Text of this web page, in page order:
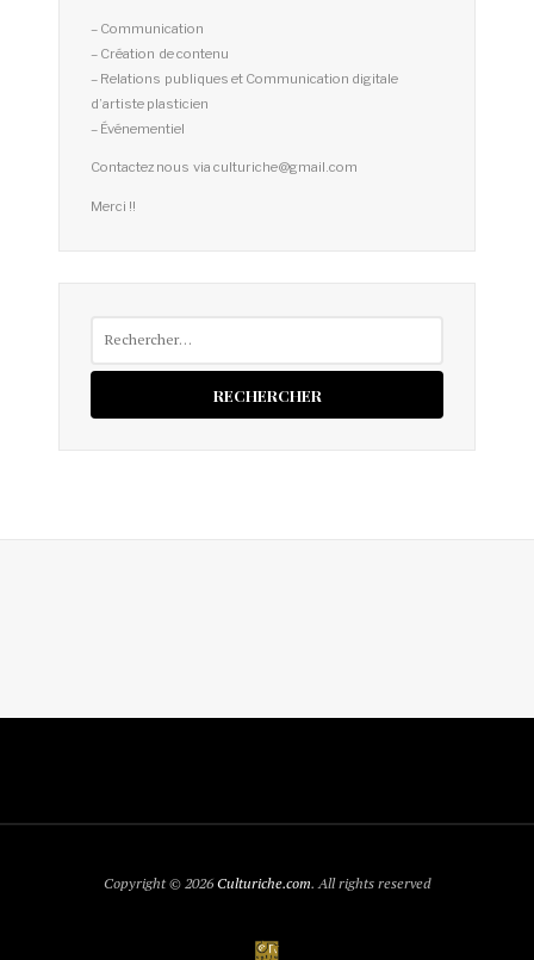
– Communication
– Création de contenu
– Relations publiques et Communication digitale
d’artiste plasticien
– Événementiel
Contactez nous via culturiche@gmail.com
Merci !!
Copyright © 2026Culturiche.com. All rights reserved